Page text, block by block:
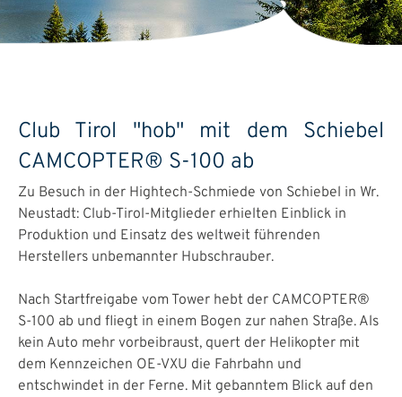
Club Tirol "hob" mit dem Schiebel
CAMCOPTER® S-100 ab
Zu Besuch in der Hightech-Schmiede von Schiebel in Wr.
Neustadt: Club-Tirol-Mitglieder erhielten Einblick in
Produktion und Einsatz des weltweit führenden
Herstellers unbemannter Hubschrauber.
Nach Startfreigabe vom Tower hebt der CAMCOPTER®
S-100 ab und fliegt in einem Bogen zur nahen Straße. Als
kein Auto mehr vorbeibraust, quert der Helikopter mit
dem Kennzeichen OE-VXU die Fahrbahn und
entschwindet in der Ferne. Mit gebanntem Blick auf den